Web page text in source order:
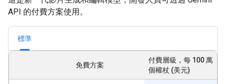
API 的付費方案使用。
標準
免費方案
付費層級，每 100 萬
個權杖 (美元)